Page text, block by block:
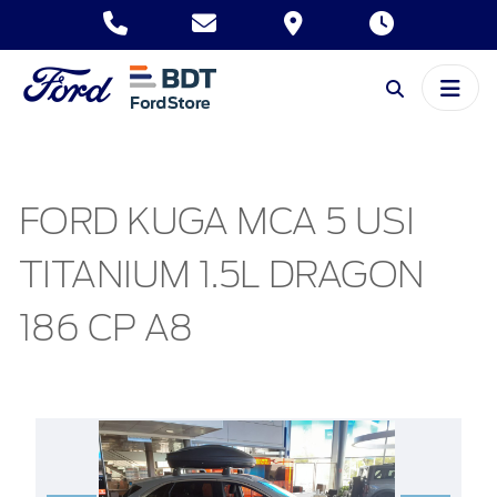
FORD KUGA MCA 5 USI
TITANIUM 1.5L DRAGON
186 CP A8